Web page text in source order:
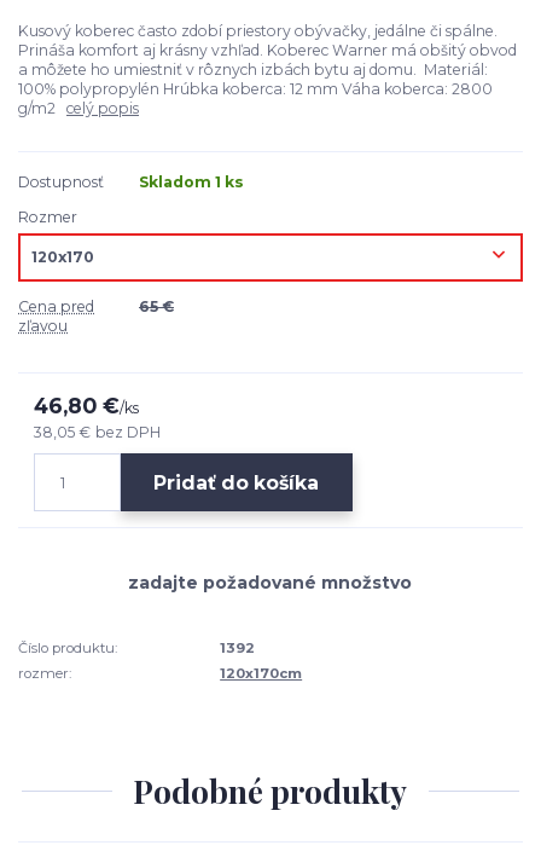
Kusový koberec často zdobí priestory obývačky, jedálne či spálne.
Prináša komfort aj krásny vzhľad. Koberec Warner má obšitý obvod
a môžete ho umiestniť v rôznych izbách bytu aj domu. Materiál:
100% polypropylén Hrúbka koberca: 12 mm Váha koberca: 2800
g/m2 celý popis
Dostupnosť
Skladom 1 ks
Rozmer
Cena pred
zľavou
65 €
46,80 €/ks
38,05 € bez DPH
Pridať do košíka
Číslo produktu:
1392
rozmer:
120x170cm
Podobné produkty